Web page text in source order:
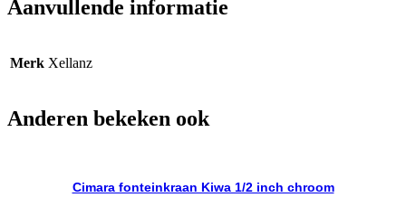
Aanvullende informatie
Merk Xellanz
Anderen bekeken ook
Cimara fonteinkraan Kiwa 1/2 inch chroom